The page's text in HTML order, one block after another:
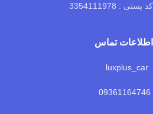
کد پستی : 3354111978
اطلاعات تماس
09361164746